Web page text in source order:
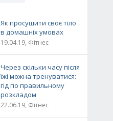
Як просушити своє тіло
в домашніх умовах
19.04.19, Фітнес
Через скільки часу після
їжі можна тренуватися:
гід по правильному
розкладом
22.06.19, Фітнес